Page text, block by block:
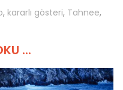
, kararlı gösteri, Tahnee,
...